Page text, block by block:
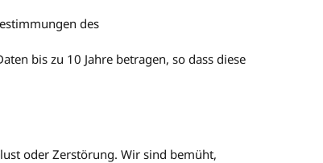
des
bis zu 10 Jahre betragen, so dass diese
oder Zerstörung. Wir sind bemüht,